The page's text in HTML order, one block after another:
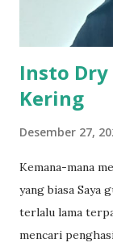
Insto Dry
Kering
Desember 27,
Kemana-mana
yang biasa Saya
terlalu lama
mencari